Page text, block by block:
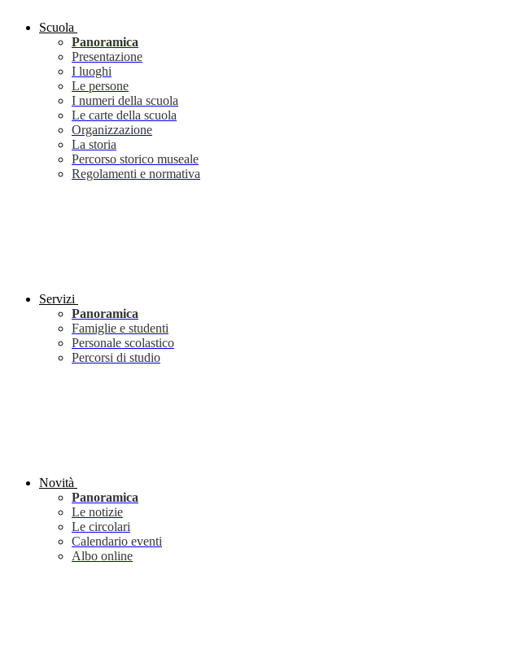
Scuola
Panoramica
Presentazione
I luoghi
Le persone
I numeri della scuola
Le carte della scuola
Organizzazione
La storia
Percorso storico museale
Regolamenti e normativa
Servizi
Panoramica
Famiglie e studenti
Personale scolastico
Percorsi di studio
Novità
Panoramica
Le notizie
Le circolari
Calendario eventi
Albo online